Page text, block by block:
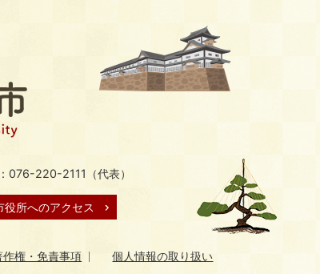
076-220-2111（代表）
役所へのアクセス
作権・免責事項 個人情報の取り扱い